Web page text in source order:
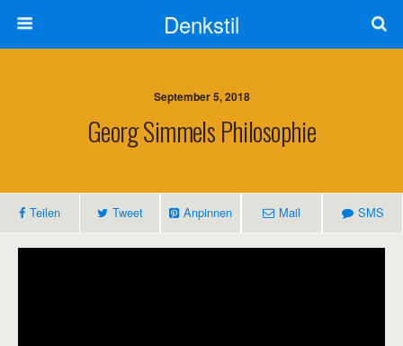
Denkstil
September 5, 2018
Georg Simmels Philosophie
Teilen Tweet Anpinnen Mail SMS